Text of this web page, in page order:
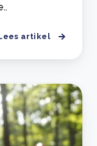
artikel